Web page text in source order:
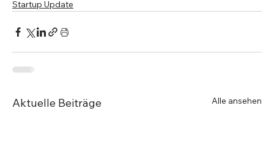
Startup Update
Aktuelle Beiträge Alle ansehen